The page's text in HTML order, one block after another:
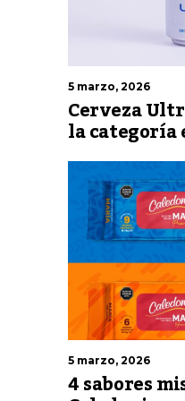
5 marzo, 2026
Cerveza
la categoría
5 marzo, 2026
4 sabores